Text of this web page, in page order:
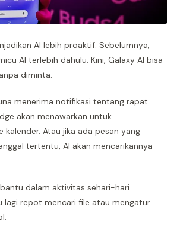
AI lebih proaktif. Sebelumnya,
AI terlebih dahulu. Kini, Galaxy AI bisa
diminta.
menerima notifikasi tentang rapat
akan menawarkan untuk
kalender. Atau jika ada pesan yang
tertentu, AI akan mencarikannya
dalam aktivitas sehari-hari.
lagi repot mencari file atau mengatur